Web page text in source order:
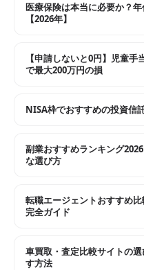
医療保険は本当に必要か？
【2026年】
【申請しないと0円】児童
で最大200万円の損
NISA枠でおすすめの投資信
副業おすすめランキング
な選び方
転職エージェントおすすめ
完全ガイド
車買取・査定比較サイトの
す方法